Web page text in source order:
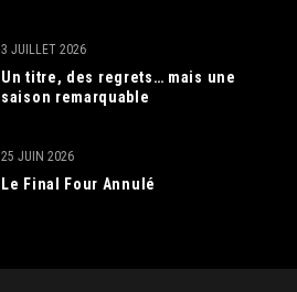
Un titre, des regrets… mais une
saison remarquable
3 JUILLET 2026
Le Final Four Annulé
25 JUIN 2026